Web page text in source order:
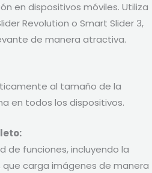
en dispositivos móviles. Utiliza
Revolution o Smart Slider 3,
de manera atractiva.
al tamaño de la
en todos los dispositivos.
de funciones, incluyendo la
carga imágenes de manera